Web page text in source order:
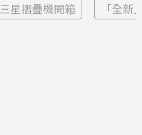
三星摺疊機開箱 「全新